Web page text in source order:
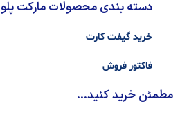
دسته بندی محصولات مارکت پلو
خرید گیفت کارت
فاکتور فروش
مطمئن خرید کنید...